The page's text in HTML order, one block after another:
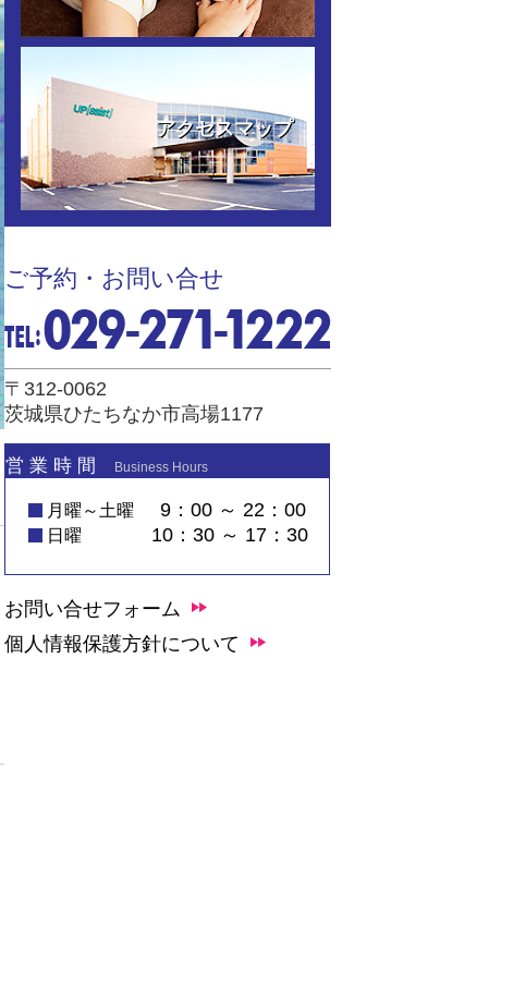
アクセスマップ
ご予約・お問い合せ
〒312-0062
茨城県ひたちなか市高場1177
営 業 時 間 Business Hours
月曜～土曜 9：00 ～ 22：00
日曜 10：30 ～ 17：30
お問い合せフォーム
個人情報保護方針について